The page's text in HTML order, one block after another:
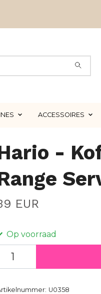
ACCESSOIRES
-
EUR
Op voorraad
U0358